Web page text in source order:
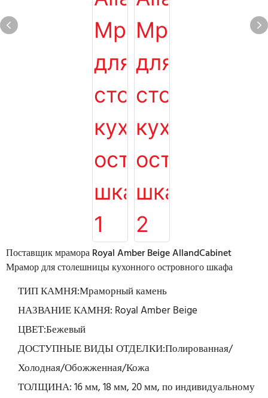
Поставщик мрамора Royal Amber Beige AllandCabinet
Мрамор для столешницы кухонного островного шкафа
ТИП КАМНЯ:Мраморный камень
НАЗВАНИЕ КАМНЯ: Royal Amber Beige
ЦВЕТ:Бежевый
ДОСТУПНЫЕ ВИДЫ ОТДЕЛКИ:Полированная/
Холодная/Обожженная/Кожа
ТОЛЩИНА: 16 мм, 18 мм, 20 мм, по индивидуальному